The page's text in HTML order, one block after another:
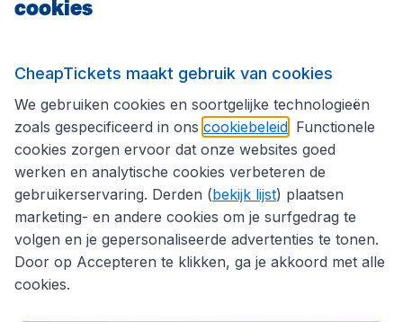
Volg CheapTickets.be
cookies
CheapTickets maakt gebruik van cookies
We gebruiken cookies en soortgelijke technologieën
zoals gespecificeerd in ons cookiebeleid . Functionele
cookies zorgen ervoor dat onze websites goed
werken en analytische cookies verbeteren de
gebruikerservaring. Derden (bekijk lijst) plaatsen
marketing- en andere cookies om je surfgedrag te
volgen en je gepersonaliseerde advertenties te tonen.
Door op Accepteren te klikken, ga je akkoord met alle
cookies.